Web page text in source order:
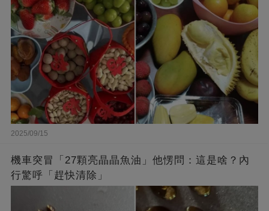
2025/09/15
機車突冒「27顆亮晶晶魚油」他愣問：這是啥？內
行驚呼「趕快清除」